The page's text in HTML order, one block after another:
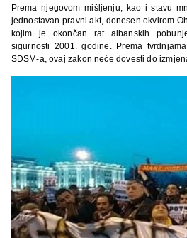
Prema njegovom mišljenju, kao i stavu
jednostavan pravni akt, donesen okvirom
kojim je okončan rat albanskih
sigurnosti 2001. godine. Prema
SDSM-a, ovaj zakon neće dovesti do